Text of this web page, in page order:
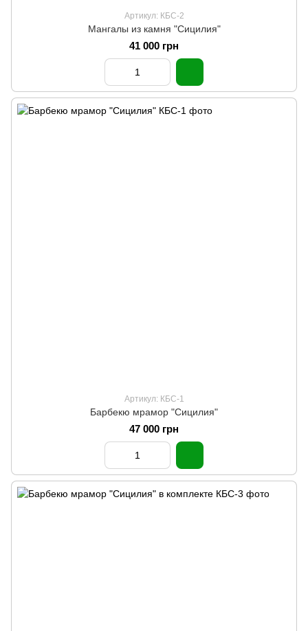
Артикул: КБС-2
Мангалы из камня "Сицилия"
41 000 грн
Артикул: КБС-1
Барбекю мрамор "Сицилия"
47 000 грн